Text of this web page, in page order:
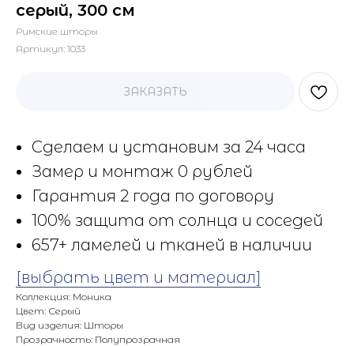
серый, 300 см
Римские шторы
Артикул: 1033
ЗАКАЗАТЬ
Сделаем и установим за 24 часа
Замер и монтаж 0 рублей
Гарантия 2 года по договору
100% защита от солнца и соседей
657+ ламелей и тканей в наличии
[выбрать цвет и материал]
Коллекция: Моника
Цвет: Серый
Вид изделия: Шторы
Прозрачность: Полупрозрачная